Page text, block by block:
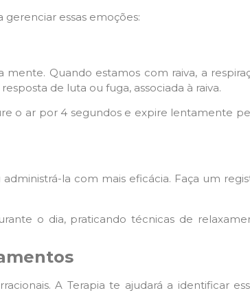
essas emoções:
Quando estamos com raiva, a
de luta ou fuga, associada à raiva.
o ar por 4 segundos e expire lentamente
la com mais eficácia. Faça um
o dia, praticando técnicas de
A Terapia te ajudará a identificar